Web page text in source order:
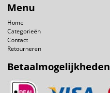
Menu
Home
Categorieën
Contact
Retourneren
Betaalmogelijkheden